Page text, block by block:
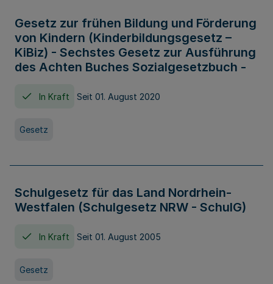
Gesetz zur frühen Bildung und Förderung
von Kindern (Kinderbildungsgesetz –
KiBiz) - Sechstes Gesetz zur Ausführung
des Achten Buches Sozialgesetzbuch -
In Kraft Seit 01. August 2020
Gesetz
Schulgesetz für das Land Nordrhein-
Westfalen (Schulgesetz NRW - SchulG)
In Kraft Seit 01. August 2005
Gesetz